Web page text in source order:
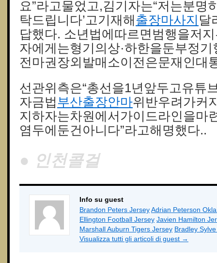
요”라고물었고,김기자는“저는분명
탁드립니다’고기재해 출장마사지 달
답했다. 소년법에따르면범행을저
자에게는형기의상·하한을둔부정
전마권장외발매소이전은문재인대
선관위측은“총선을1년앞두고유튜
자금법 부산출장안마위반우려가커
지하자는차원에서가이드라인을마
염두에둔건아니다”라고해명했다..
● 인천콜걸
Info su guest
Brandon Peters JerseyAdrian Peterson
Ellington Football Jersey Javien Hamilton
Marshall Auburn Tigers Jersey Bradley
Visualizza tutti gli articoli di guest →